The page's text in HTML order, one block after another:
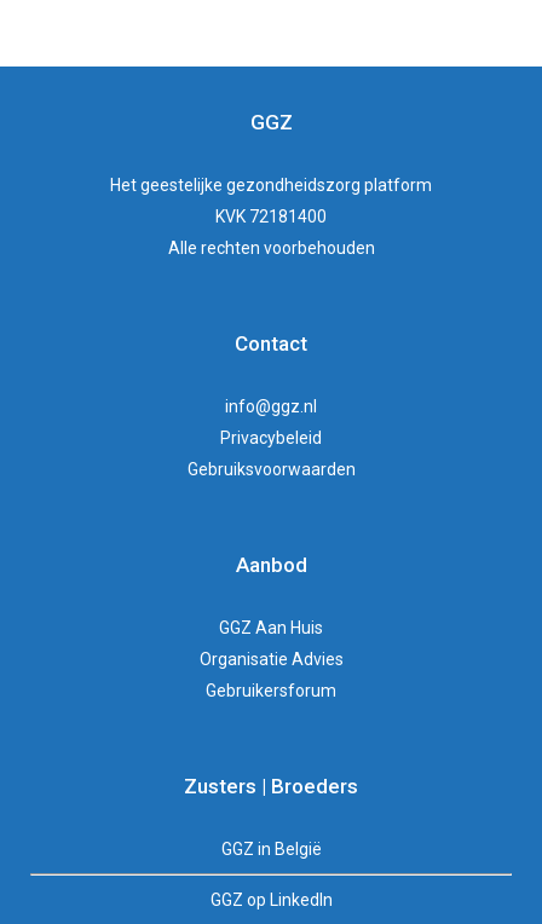
GGZ
Hetgeestelijke gezondheidszorg platform
KVK 72181400
Alle rechten voorbehouden
Contact
info@ggz.nl
Privacybeleid
Gebruiksvoorwaarden
Aanbod
GGZ Aan Huis
Organisatie Advies
Gebruikersforum
Zusters | Broeders
GGZ in België
GGZ op LinkedIn